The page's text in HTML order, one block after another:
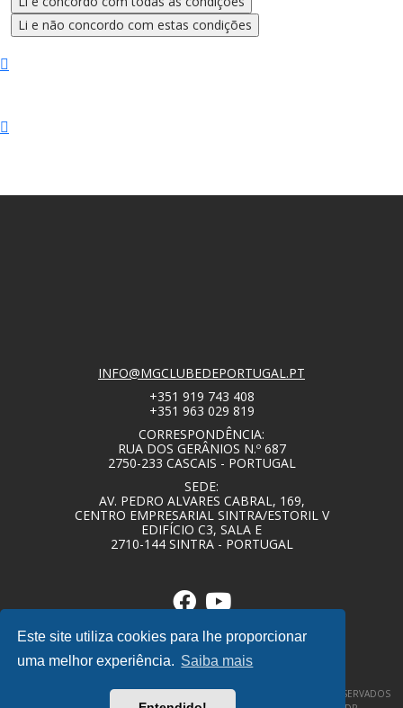
Este site utiliza cookies para lhe proporcionar
uma melhor experiência. Saiba mais
INFO@MGCLUBEDEPORTUGAL.PT
+351 919 743 408
+351 963 029 819
CORRESPONDÊNCIA:
RUA DOS GERÂNIOS N.º 687
2750-233 CASCAIS - PORTUGAL
SEDE:
AV. PEDRO ALVARES CABRAL, 169,
CENTRO EMPRESARIAL SINTRA/ESTORIL V
EDIFÍCIO C3, SALA E
2710-144 SINTRA - PORTUGAL
© COPYRIGHT 2020 – MG CLUBE DE PORTUGAL – TODOS OS DIREITOS RESERVADOS